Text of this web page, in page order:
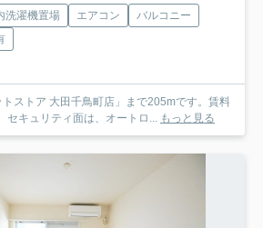
洗濯機置場 エアコン
バルコニー
ストア 大田千鳥町店」まで205mです。賃料
セキュリティ面は、オートロ...
もっと見る